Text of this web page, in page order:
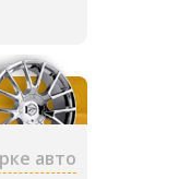
авто